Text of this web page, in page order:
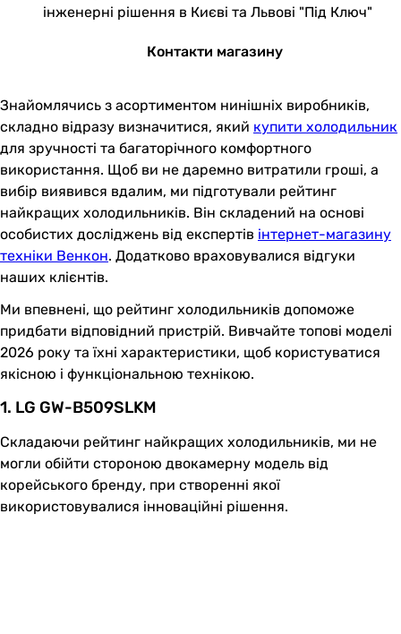
інженерні рішення в Києві та Львові "Під Ключ"
Контакти магазину
Знайомлячись з асортиментом нинішніх виробників,
складно відразу визначитися, який купити холодильник
для зручності та багаторічного комфортного
використання. Щоб ви не даремно витратили гроші, а
вибір виявився вдалим, ми підготували рейтинг
найкращих холодильників. Він складений на основі
особистих досліджень від експертів інтернет-магазину
техніки Венкон. Додатково враховувалися відгуки
наших клієнтів.
Ми впевнені, що рейтинг холодильників допоможе
придбати відповідний пристрій. Вивчайте топові моделі
2026 року та їхні характеристики, щоб користуватися
якісною і функціональною технікою.
1. LG GW-B509SLKM
Складаючи рейтинг найкращих холодильників, ми не
могли обійти стороною двокамерну модель від
корейського бренду, при створенні якої
використовувалися інноваційні рішення.